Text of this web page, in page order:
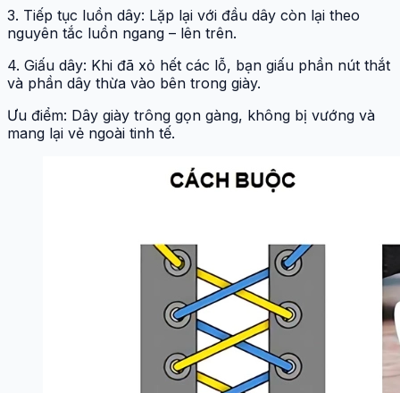
3. Tiếp tục luồn dây: Lặp lại với đầu dây còn lại theo
nguyên tắc luồn ngang – lên trên.
4. Giấu dây: Khi đã xỏ hết các lỗ, bạn giấu phần nút thắt
và phần dây thừa vào bên trong giày.
Ưu điểm: Dây giày trông gọn gàng, không bị vướng và
mang lại vẻ ngoài tinh tế.